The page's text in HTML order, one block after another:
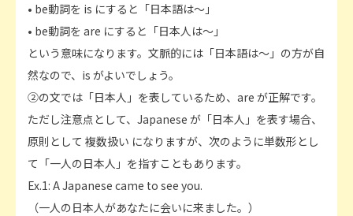
• be動詞を is にすると「日本語は～」
• be動詞を are にすると「日本人は～」
という意味になります。文脈的には「日本語は～」の方が自
然なので、is がよいでしょう。
②の文では「日本人」を表しているため、are が正解です。
ただし注意点として、Japanese が「日本人」を表す場合、
原則として 複数扱い になりますが、次のように単数形とし
て「一人の日本人」を指すこともあります。
Ex.1: A Japanese came to see you.
（一人の日本人があなたに会いに来ました。）